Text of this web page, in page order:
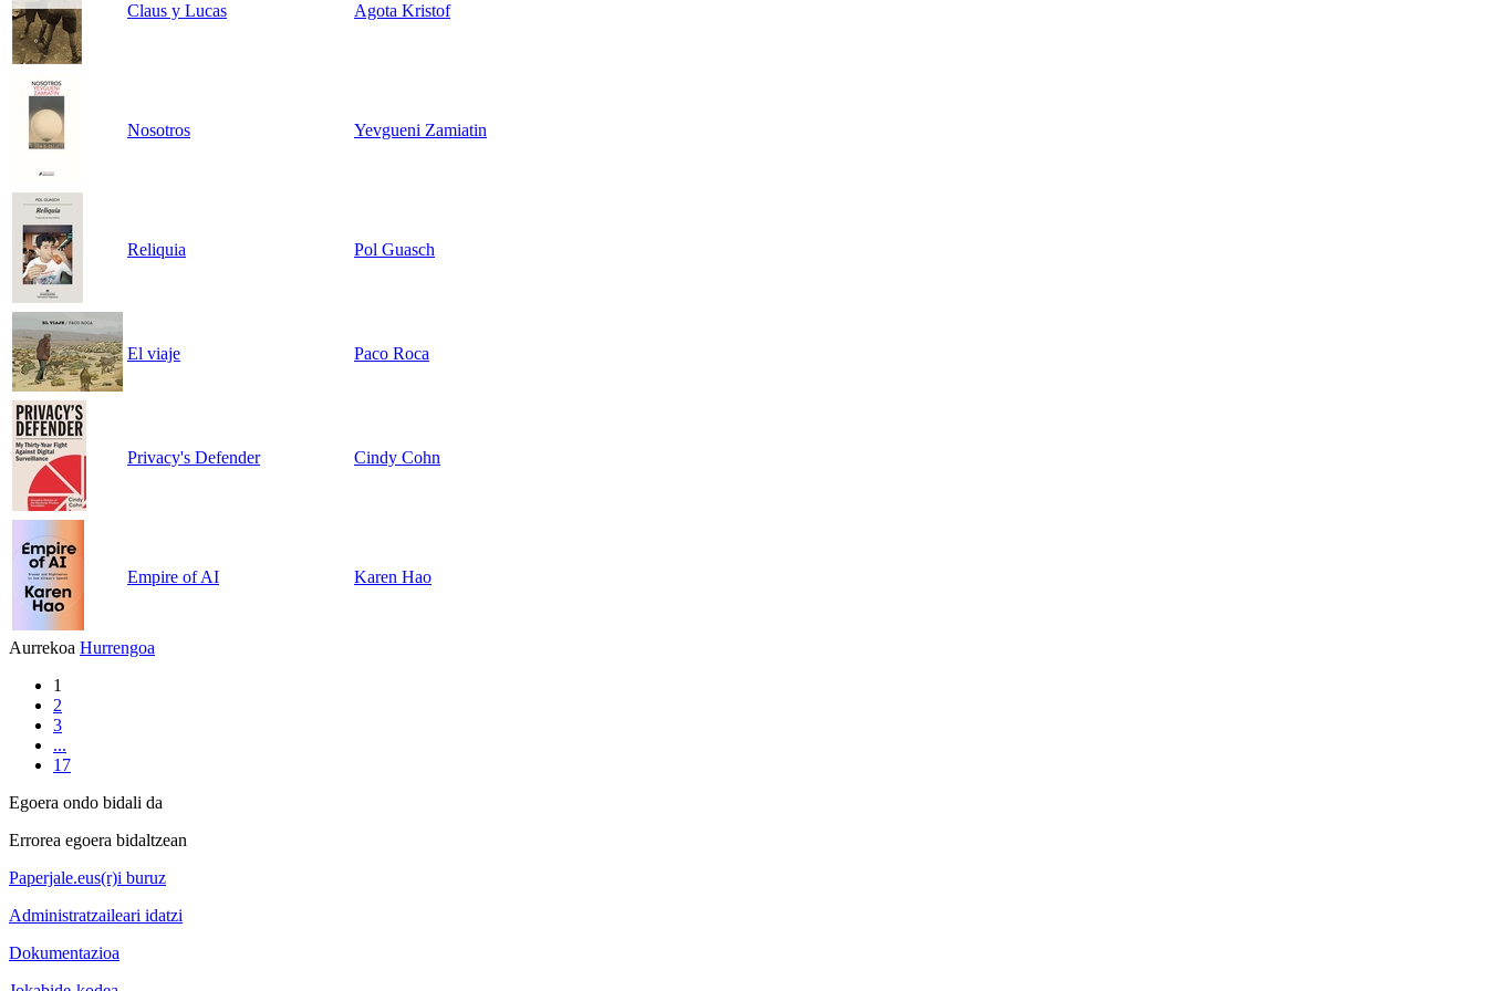
Claus y Lucas Agota Kristof
Nosotros Yevgueni Zamiatin
Reliquia Pol Guasch
El viaje Paco Roca
Privacy's Defender Cindy Cohn
Empire of AI Karen Hao
Aurrekoa Hurrengoa
1
2
3
...
17
Egoera ondo bidali da
Errorea egoera bidaltzean
Paperjale.eus(r)i buruz
Administratzaileari idatzi
Dokumentazioa